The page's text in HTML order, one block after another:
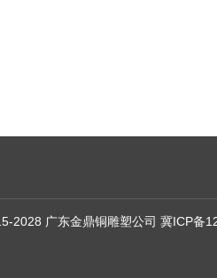
2028 广东金鼎铜雕塑公司 冀ICP备